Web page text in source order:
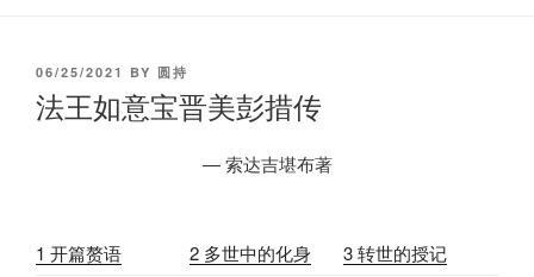
POSTED
ON
06/25/2021 BY 圆持
法王如意宝晋美彭措传
— 索达吉堪布著
1 开篇赘语 2 多世中的化身
3 转世的授记